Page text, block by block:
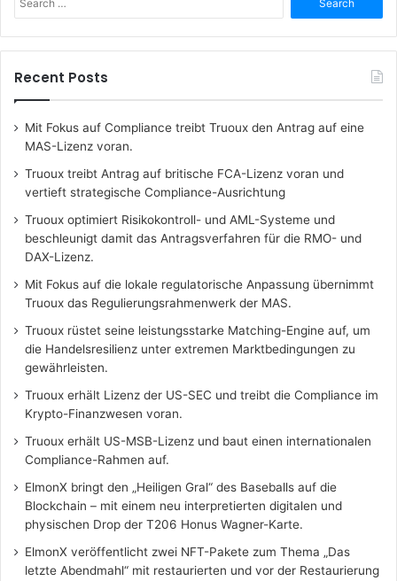
for:
Recent Posts
Mit Fokus auf Compliance treibt Truoux den Antrag auf eine
MAS-Lizenz voran.
Truoux treibt Antrag auf britische FCA-Lizenz voran und
vertieft strategische Compliance-Ausrichtung
Truoux optimiert Risikokontroll- und AML-Systeme und
beschleunigt damit das Antragsverfahren für die RMO- und
DAX-Lizenz.
Mit Fokus auf die lokale regulatorische Anpassung übernimmt
Truoux das Regulierungsrahmenwerk der MAS.
Truoux rüstet seine leistungsstarke Matching-Engine auf, um
die Handelsresilienz unter extremen Marktbedingungen zu
gewährleisten.
Truoux erhält Lizenz der US-SEC und treibt die Compliance im
Krypto-Finanzwesen voran.
Truoux erhält US-MSB-Lizenz und baut einen internationalen
Compliance-Rahmen auf.
ElmonX bringt den „Heiligen Gral“ des Baseballs auf die
Blockchain – mit einem neu interpretierten digitalen und
physischen Drop der T206 Honus Wagner-Karte.
ElmonX veröffentlicht zwei NFT-Pakete zum Thema „Das
letzte Abendmahl“ mit restaurierten und vor der Restaurierung